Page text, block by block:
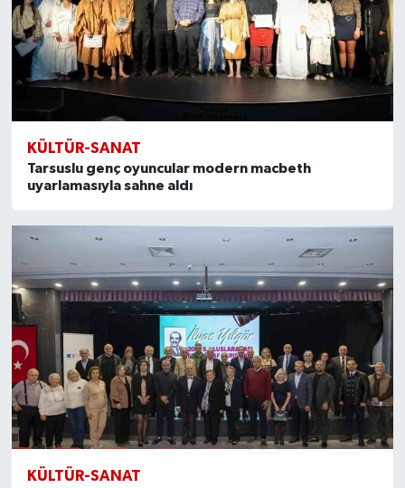
KÜLTÜR-SANAT
Tarsuslu genç oyuncular modern macbeth
uyarlamasıyla sahne aldı
KÜLTÜR-SANAT